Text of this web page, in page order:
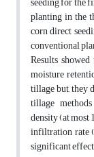
planting in the
corn direct
conventional
Results
moisture
tillage but, they
tillage
density (at most
infiltration rate
significant